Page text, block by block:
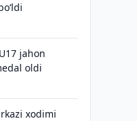
jahon
oldi
xodimi